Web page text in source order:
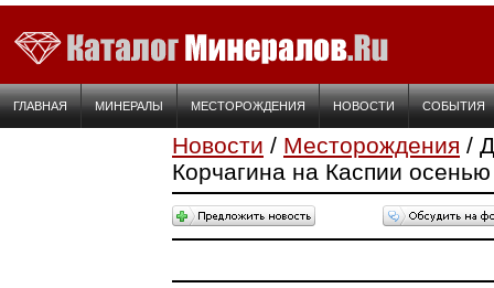
ГЛАВНАЯ МИНЕРАЛЫ МЕСТОРОЖДЕНИЯ НОВОСТИ СОБЫТИЯ
Новости / Месторождения /
Корчагина на Каспии